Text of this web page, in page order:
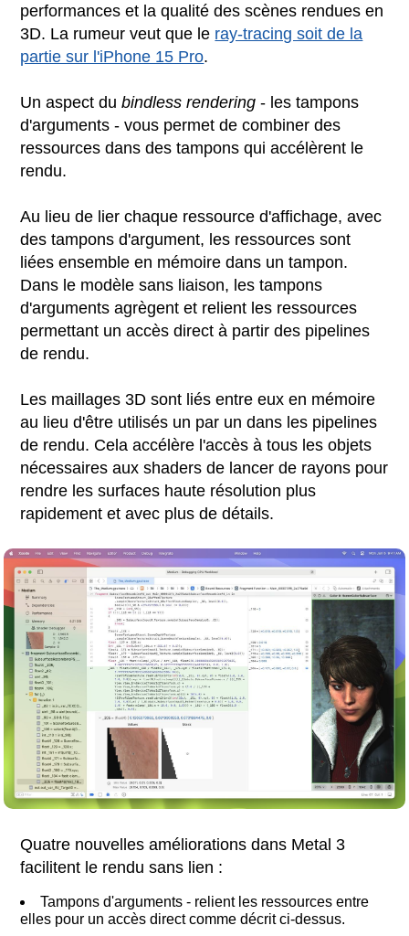
performances et la qualité des scènes rendues en
3D. La rumeur veut que le ray-tracing soit de la
partie sur l'iPhone 15 Pro.
Un aspect dubindless rendering - les tampons
d'arguments - vous permet de combiner des
ressources dans des tampons qui accélèrent le
rendu.
Au lieu de lier chaque ressource d'affichage, avec
des tampons d'argument, les ressources sont
liées ensemble en mémoire dans un tampon.
Dans le modèle sans liaison, les tampons
d'arguments agrègent et relient les ressources
permettant un accès direct à partir des pipelines
de rendu.
Les maillages 3D sont liés entre eux en mémoire
au lieu d'être utilisés un par un dans les pipelines
de rendu. Cela accélère l'accès à tous les objets
nécessaires aux shaders de lancer de rayons pour
rendre les surfaces haute résolution plus
rapidement et avec plus de détails.
Quatre nouvelles améliorations dans Metal 3
facilitent le rendu sans lien :
Tampons d'arguments - relient les ressources entre
elles pour un accès direct comme décrit ci-dessus.